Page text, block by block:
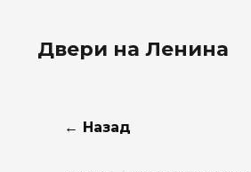
Двери на Ленина
← Назад